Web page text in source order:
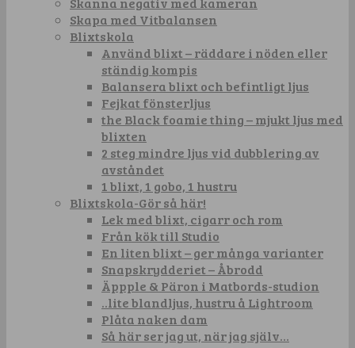
Skapa med Vitbalansen
Blixtskola
Använd blixt – räddare i nöden eller
ständig kompis
Balansera blixt och befintligt ljus
Fejkat fönsterljus
the Black foamie thing – mjukt ljus med
blixten
2 steg mindre ljus vid dubblering av
avståndet
1 blixt, 1 gobo, 1 hustru
Blixtskola-Gör så här!
Lek med blixt, cigarr och rom
Från kök till Studio
En liten blixt – ger många varianter
Snapskrydderiet – Åbrodd
Äppple & Päron i Matbords-studion
..lite blandljus, hustru å Lightroom
Plåta naken dam
Så här ser jag ut, när jag själv…